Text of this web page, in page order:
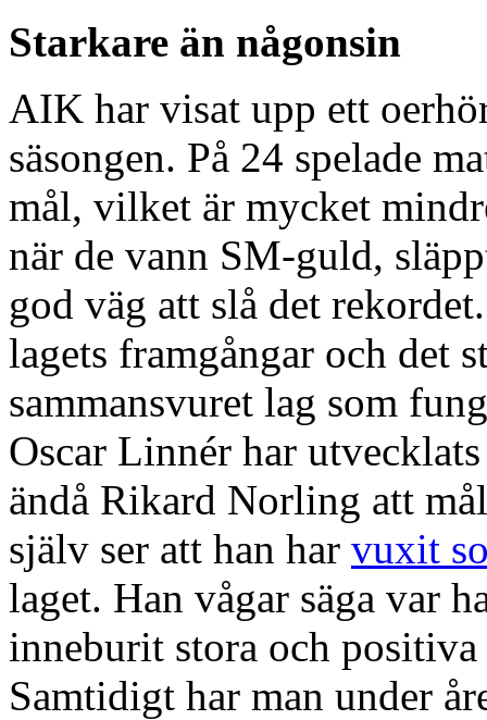
Starkare än någonsin
AIK har visat upp ett
säsongen. På 24 spelade
mål, vilket är mycket
när de vann SM-guld,
god väg att slå det
lagets framgångar och det
sammansvuret lag som
Oscar Linnér har
ändå Rikard Norling att
själv ser att han har vuxit
laget. Han vågar säga var
inneburit stora och
Samtidigt har man under